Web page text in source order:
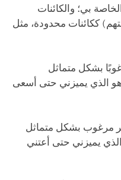
بي؛ والكائنات
ككائنات محدودة، مثل
بشكل متماثل
الذي يميزني حتى أسعى
غير مرغوب بشكل متماثل
يميزني حتى أعتني